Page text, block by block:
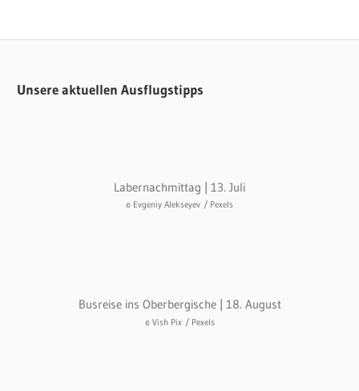
ALLGEMEIN
Unsere aktuellen Ausflugstipps
Labernachmittag | 13. Juli
© Evgeniy Alekseyev / Pexels
Busreise ins Oberbergische | 18. August
© Vish Pix / Pexels